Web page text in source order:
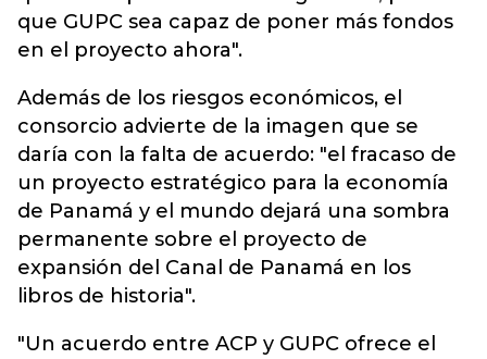
que GUPC sea capaz de poner más fondos
en el proyecto ahora".
Además de los riesgos económicos, el
consorcio advierte de la imagen que se
daría con la falta de acuerdo: "el fracaso de
un proyecto estratégico para la economía
de Panamá y el mundo dejará una sombra
permanente sobre el proyecto de
expansión del Canal de Panamá en los
libros de historia".
"Un acuerdo entre ACP y GUPC ofrece el